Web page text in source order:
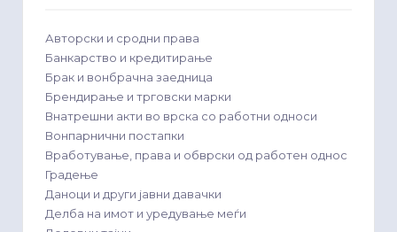
Авторски и сродни права
Банкарство и кредитирање
Брак и вонбрачна заедница
Брендирање и трговски марки
Внатрешни акти во врска со работни односи
Вонпарнични постапки
Вработување, права и обврски од работен однос
Градење
Даноци и други јавни давачки
Делба на имот и уредување меѓи